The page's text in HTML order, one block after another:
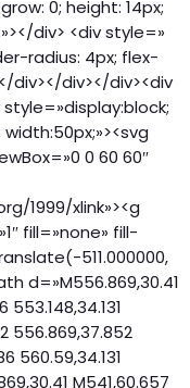
0; height: 14px;
div> <div style=»
radius: 4px; flex-
div></div></div><div
style=»display:block;
0 60 60″
1999/xlink»><g
fill=»none» fill-
511.000000,
d=»M556.869,30.41
553.148,34.131
556.869,37.852
560.59,34.131
M541,60.657